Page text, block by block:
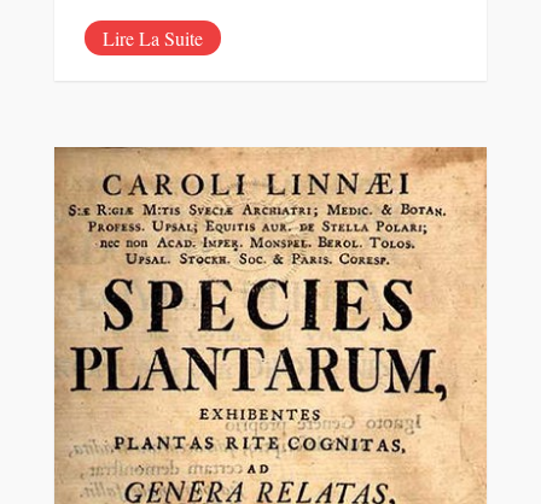
Lire La Suite